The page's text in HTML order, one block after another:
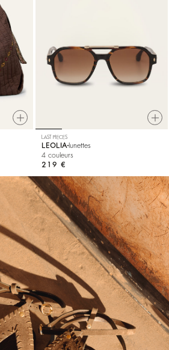
LAST PIECES
LEOLIA lunettes
4 couleurs
219 €